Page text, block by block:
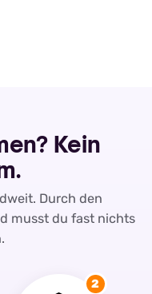
Kein
Durch den
musst du fast nichts
2